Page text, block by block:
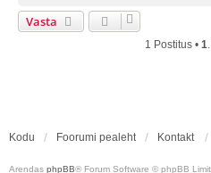
Vasta
1 Postitus • 1
Kodu Foorumi pealeht Kontakt
Arendas phpBB® Forum Software © phpBB